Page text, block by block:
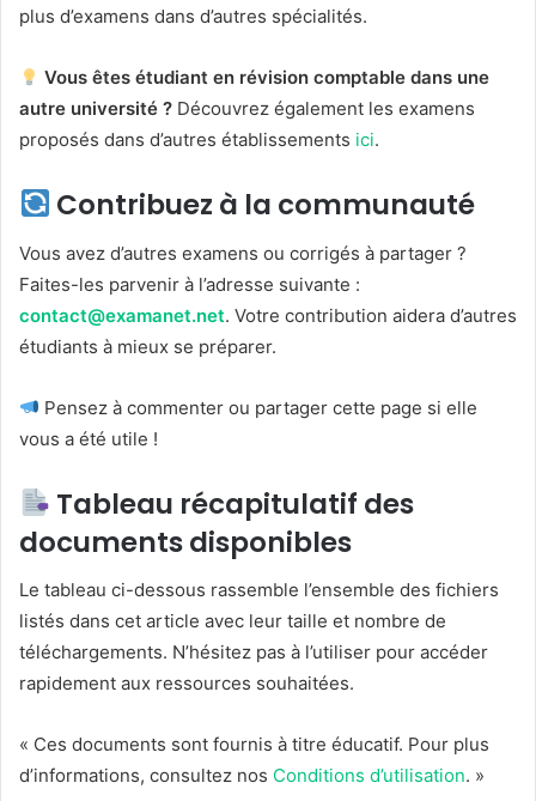
plus d’examens dans d’autres spécialités.
Vous êtes étudiant en révision comptable dans une
autre université ? Découvrez également les examens
proposés dans d’autres établissements ici.
Contribuez à la communauté
Vous avez d’autres examens ou corrigés à partager ?
Faites-les parvenir à l’adresse suivante :
contact@examanet.net. Votre contribution aidera d’autres
étudiants à mieux se préparer.
Pensez à commenter ou partager cette page si elle
vous a été utile !
Tableau récapitulatif des
documents disponibles
Le tableau ci-dessous rassemble l’ensemble des fichiers
listés dans cet article avec leur taille et nombre de
téléchargements. N’hésitez pas à l’utiliser pour accéder
rapidement aux ressources souhaitées.
« Ces documents sont fournis à titre éducatif. Pour plus
d’informations, consultez nos Conditions d’utilisation. »